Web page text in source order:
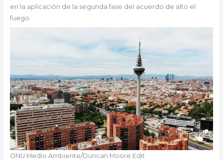
en la aplicación de la segunda fase del acuerdo de alto el
fuego.
ONU Medio Ambiente/Duncan Moore Edit